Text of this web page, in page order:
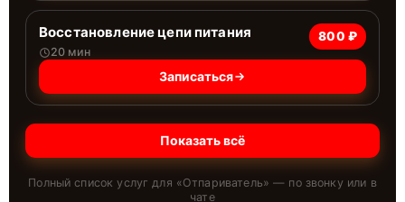
Восстановление цепи питания
20 мин
800 ₽
Записаться
Показать всё
Полный список услуг для «Отпариватель» — по звонку или в
чате